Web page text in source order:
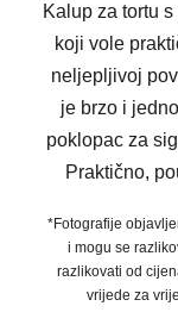
Kalup za tortu
koji vole
neljepljivoj
je brzo i
poklopac za
Praktično,
*Fotografije
i mogu se
razlikovati od
vrijede za